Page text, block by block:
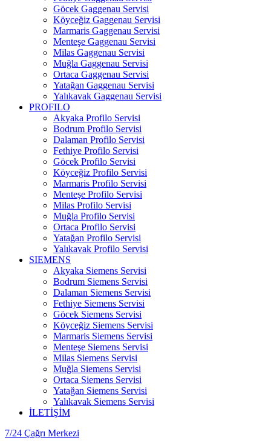
Göcek Gaggenau Servisi
Köyceğiz Gaggenau Servisi
Marmaris Gaggenau Servisi
Menteşe Gaggenau Servisi
Milas Gaggenau Servisi
Muğla Gaggenau Servisi
Ortaca Gaggenau Servisi
Yatağan Gaggenau Servisi
Yalıkavak Gaggenau Servisi
PROFILO
Akyaka Profilo Servisi
Bodrum Profilo Servisi
Dalaman Profilo Servisi
Fethiye Profilo Servisi
Göcek Profilo Servisi
Köyceğiz Profilo Servisi
Marmaris Profilo Servisi
Menteşe Profilo Servisi
Milas Profilo Servisi
Muğla Profilo Servisi
Ortaca Profilo Servisi
Yatağan Profilo Servisi
Yalıkavak Profilo Servisi
SIEMENS
Akyaka Siemens Servisi
Bodrum Siemens Servisi
Dalaman Siemens Servisi
Fethiye Siemens Servisi
Göcek Siemens Servisi
Köyceğiz Siemens Servisi
Marmaris Siemens Servisi
Menteşe Siemens Servisi
Milas Siemens Servisi
Muğla Siemens Servisi
Ortaca Siemens Servisi
Yatağan Siemens Servisi
Yalıkavak Siemens Servisi
İLETİŞİM
7/24 Çağrı Merkezi